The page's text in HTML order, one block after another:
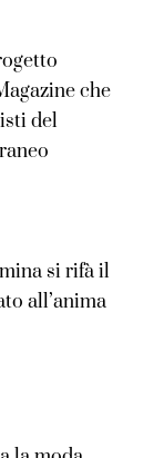
che
del
si rifà il
all’anima